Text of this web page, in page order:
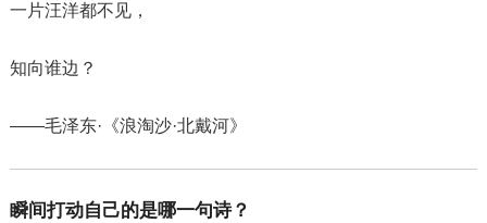
一片汪洋都不见，
知向谁边？
——毛泽东·《浪淘沙·北戴河》
瞬间打动自己的是哪一句诗？